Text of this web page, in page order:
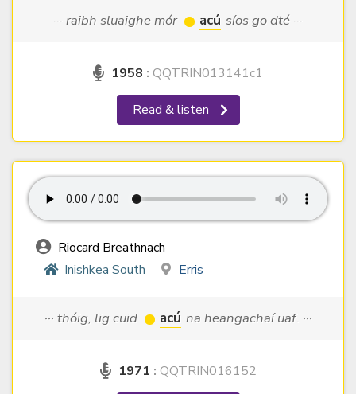
··· raibh sluaighe mór acú síos go dté ···
1958 : QQTRIN013141c1
Read & listen
Riocard Breathnach
Inishkea South
Erris
··· thóig, lig cuid acú na heangachaí uaf. ···
1971 : QQTRIN016152